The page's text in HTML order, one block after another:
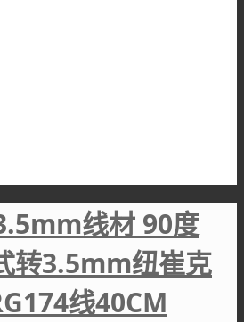
线材 90度
转3.5mm纽崔克
线40CM